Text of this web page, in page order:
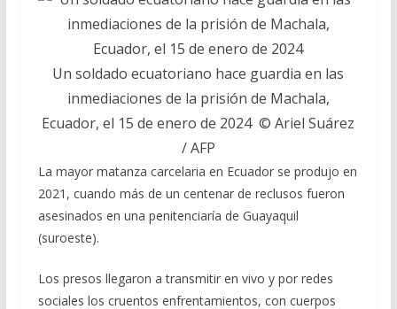
Un soldado ecuatoriano hace guardia en las
inmediaciones de la prisión de Machala,
Ecuador, el 15 de enero de 2024 © Ariel Suárez
/ AFP
La mayor matanza carcelaria en Ecuador se produjo en
2021, cuando más de un centenar de reclusos fueron
asesinados en una penitenciaría de Guayaquil
(suroeste).
Los presos llegaron a transmitir en vivo y por redes
sociales los cruentos enfrentamientos, con cuerpos